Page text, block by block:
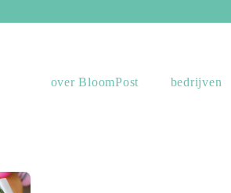
over BloomPost bedrijven